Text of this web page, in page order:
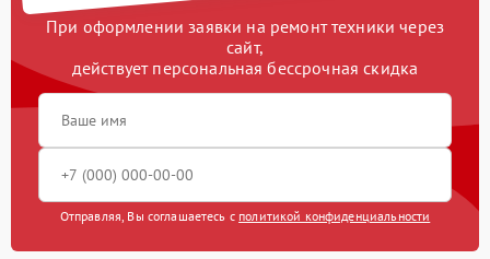
При оформлении заявки на ремонт техники через
сайт,
действует персональная бессрочная скидка
Отправляя, Вы соглашаетесь с политикой конфиденциальности